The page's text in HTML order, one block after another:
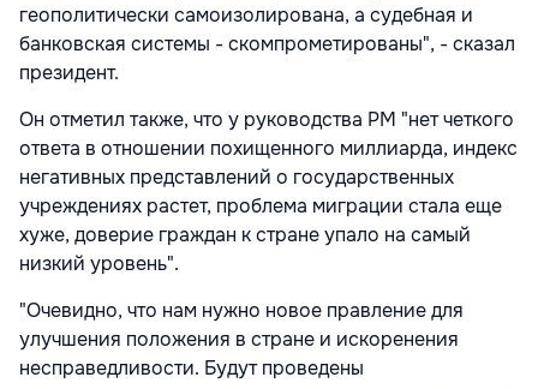
геополитически самоизолирована, а судебная и
банковская системы - скомпрометированы", - сказал
президент.
Он отметил также, что у руководства РМ "нет четкого
ответа в отношении похищенного миллиарда, индекс
негативных представлений о государственных
учреждениях растет, проблема миграции стала еще
хуже, доверие граждан к стране упало на самый
низкий уровень".
"Очевидно, что нам нужно новое правление для
улучшения положения в стране и искоренения
несправедливости. Будут проведены